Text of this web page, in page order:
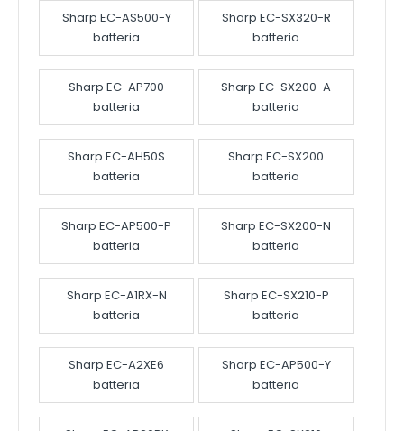
Sharp EC-AS500-Y
batteria
Sharp EC-SX320-R
batteria
Sharp EC-AP700
batteria
Sharp EC-SX200-A
batteria
Sharp EC-AH50S
batteria
Sharp EC-SX200
batteria
Sharp EC-AP500-P
batteria
Sharp EC-SX200-N
batteria
Sharp EC-A1RX-N
batteria
Sharp EC-SX210-P
batteria
Sharp EC-A2XE6
batteria
Sharp EC-AP500-Y
batteria